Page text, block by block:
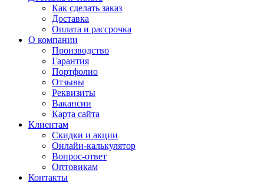
Как сделать заказ
Доставка
Оплата и рассрочка
О компании
Производство
Гарантия
Портфолио
Отзывы
Реквизиты
Вакансии
Карта сайта
Клиентам
Скидки и акции
Онлайн-калькулятор
Вопрос-ответ
Оптовикам
Контакты